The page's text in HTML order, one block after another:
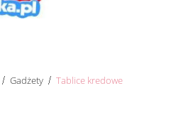
Gadżety Tablice kredowe